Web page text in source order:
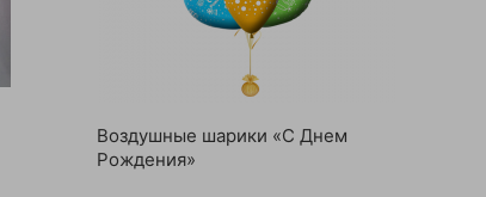
Воздушные шарики «С Днем
Рождения»